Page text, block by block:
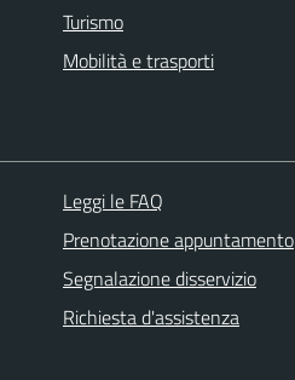
Turismo
Mobilità e trasporti
Leggi le FAQ
Prenotazione appuntamento
Segnalazione disservizio
Richiesta d'assistenza